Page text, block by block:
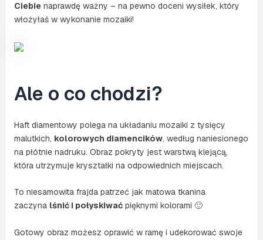
Ciebie naprawdę ważny – na pewno doceni wysiłek, który
włożyłaś w wykonanie mozaiki!
Ale o co chodzi?
Haft diamentowy polega na układaniu mozaiki z tysięcy
malutkich, kolorowych diamencików, według naniesionego
na płótnie nadruku. Obraz pokryty jest warstwą klejącą,
która utrzymuje kryształki na odpowiednich miejscach.
To niesamowita frajda patrzeć jak matowa tkanina
zaczyna lśnić i połyskiwaćpięknymi kolorami 🙂
Gotowy obraz możesz oprawić w ramę i udekorować swoje